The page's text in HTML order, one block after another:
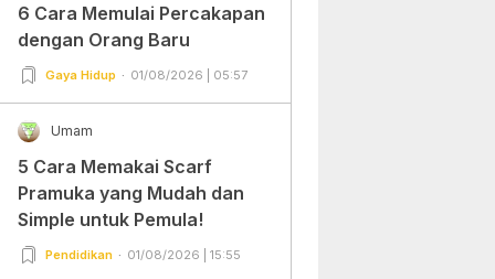
6 Cara Memulai Percakapan
dengan Orang Baru
Gaya Hidup 01/08/2026 | 05:57
Umam
5 Cara Memakai Scarf
Pramuka yang Mudah dan
Simple untuk Pemula!
Pendidikan 01/08/2026 | 15:55